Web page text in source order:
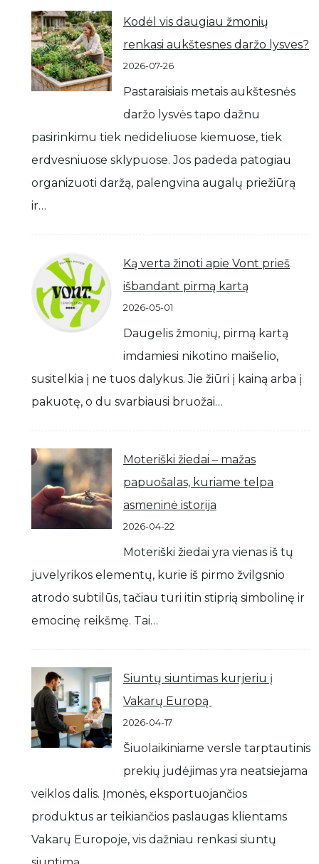
Kodėl vis daugiau žmonių
renkasi aukštesnes daržo lysves?
2026-07-26
Pastaraisiais metais aukštesnės
daržo lysvės tapo dažnu
pasirinkimu tiek nedideliuose kiemuose, tiek
erdvesniuose sklypuose. Jos padeda patogiau
organizuoti daržą, palengvina augalų priežiūrą
ir…
Ką verta žinoti apie Vont prieš
išbandant pirmą kartą
2026-05-01
Daugelis žmonių, pirmą kartą
imdamiesi nikotino maišelio,
susitelkia į ne tuos dalykus. Jie žiūri į kainą arba į
pakuotę, o du svarbiausi bruožai…
Moteriški žiedai – mažas
papuošalas, kuriame telpa
asmeninė istorija
2026-04-22
Moteriški žiedai yra vienas iš tų
juvelyrikos elementų, kurie iš pirmo žvilgsnio
atrodo subtilūs, tačiau turi itin stiprią simbolinę ir
emocinę reikšmę. Tai…
Siuntų siuntimas kurjeriu į
Vakarų Europą
2026-04-17
Šiuolaikiniame versle tarptautinis
prekių judėjimas yra neatsiejama
veiklos dalis. Įmonės, eksportuojančios
produktus ar teikiančios paslaugas klientams
Vakarų Europoje, vis dažniau renkasi siuntų